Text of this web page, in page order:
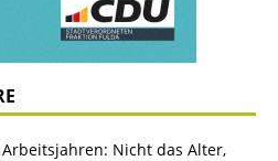
Arbeitsjahren: Nicht das Alter,